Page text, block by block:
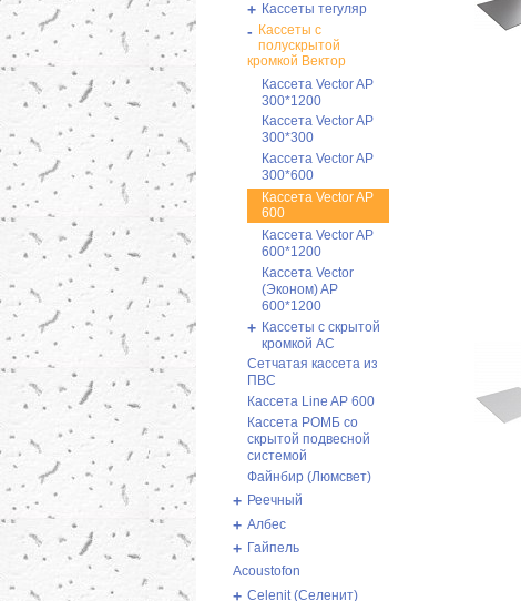
+ Кассеты тегуляр
- Кассеты с
полускрытой
кромкой Вектор
Кассетa Vector AP
300*1200
Кассетa Vector AP
300*300
Кассетa Vector AP
300*600
Кассетa Vector AP
600
Кассетa Vector AP
600*1200
Кассета Vector
(Эконом) AP
600*1200
+ Кассеты с скрытой
кромкой AC
Сетчатая кассета из
ПВС
Кассета Line AP 600
Кассета РОМБ со
скрытой подвесной
системой
Файнбир (Люмсвет)
+ Реечный
+ Албес
+ Гайпель
Acoustofon
+ Celenit (Селенит)